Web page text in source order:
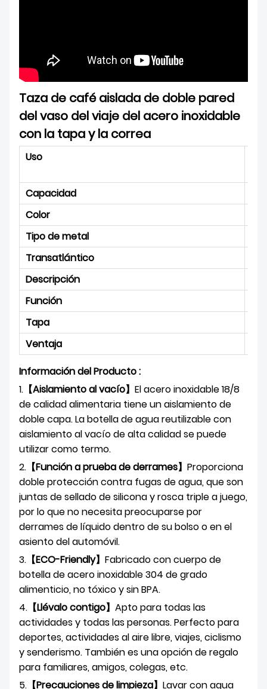
Taza de café aislada de doble pared
del vaso del viaje del acero inoxidable
con la tapa y la correa
Uso
Capacidad
Color
Tipo de metal
Transatlántico
Descripción
Función
Tapa
Ventaja
Información del Producto :
1. 【Aislamiento al vacío】 El acero inoxidable 18/8
de calidad alimentaria tiene un aislamiento de
doble capa. La botella de agua reutilizable con
aislamiento al vacío de alta calidad se puede
utilizar como termo.
2. 【Función a prueba de derrames】 Proporciona
doble protección contra fugas de agua, que son
juntas de sellado de silicona y rosca triple a juego,
por lo que no necesita preocuparse por
derrames de líquido dentro de su bolso o en el
asiento del automóvil.
3. 【ECO-Friendly】 Fabricado con cuerpo de
botella de acero inoxidable 304 de grado
alimenticio, no tóxico y sin BPA.
4. 【Llévalo contigo】 Apto para todas las
actividades y todas las personas. Perfecto para
deportes, actividades al aire libre, viajes, ciclismo
y senderismo. También es una opción de regalo
para familiares, amigos, colegas, etc.
5. 【Precauciones de limpieza】 Lavar con agua